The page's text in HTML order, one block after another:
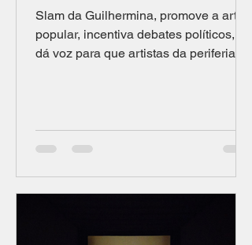
Slam da Guilhermina, promove a arte
popular, incentiva debates políticos, e
dá voz para que artistas da periferia